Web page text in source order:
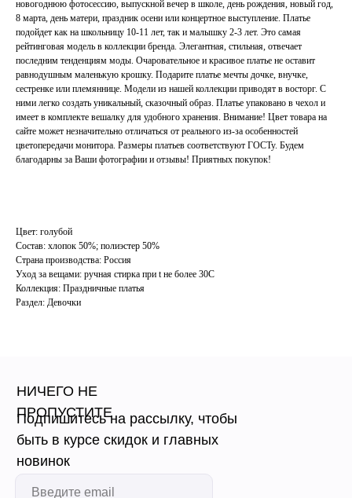
новогоднюю фотосессию, выпускной вечер в школе, день рождения, новый год,
8 марта, день матери, праздник осени или концертное выступление. Платье
подойдет как на школьницу 10-11 лет, так и малышку 2-3 лет. Это самая
рейтинговая модель в коллекции бренда. Элегантная, стильная, отвечает
последним тенденциям моды. Очаровательное и красивое платье не оставит
равнодушным маленькую крошку. Подарите платье мечты дочке, внучке,
сестренке или племяннице. Модели из нашей коллекции приводят в восторг. С
ними легко создать уникальный, сказочный образ. Платье упаковано в чехол и
имеет в комплекте вешалку для удобного хранения. Внимание! Цвет товара на
сайте может незначительно отличаться от реального из-за особенностей
цветопередачи монитора. Размеры платьев соответствуют ГОСТу. Будем
благодарны за Ваши фотографии и отзывы! Приятных покупок!
Цвет: голубой
Состав: хлопок 50%; полиэстер 50%
Страна производства: Россия
Уход за вещами: ручная стирка при t не более 30С
Коллекция: Праздничные платья
Раздел: Девочки
НИЧЕГО НЕ
ПРОПУСТИТЕ
Подпишитесь на рассылку, чтобы
быть в курсе скидок и главных
новинок